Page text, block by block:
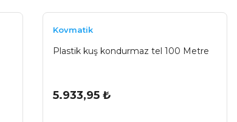
Kovmatik
Plastik kuş kondurmaz tel 100 Metre
5.933,95 ₺